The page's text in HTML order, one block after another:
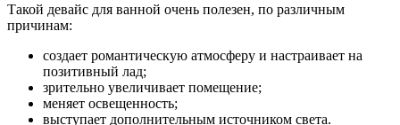
Такой девайс для ванной очень полезен, по различным
причинам:
создает романтическую атмосферу и настраивает на
позитивный лад;
зрительно увеличивает помещение;
меняет освещенность;
выступает дополнительным источником света.